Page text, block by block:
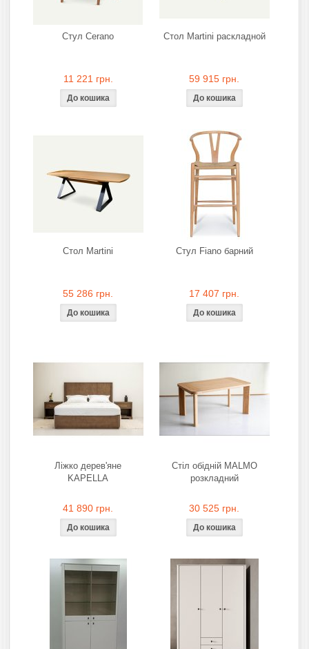
Стул Cerano
11 221 грн.
Стол Martini раскладной
59 915 грн.
Стол Martini
55 286 грн.
Стул Fiano барний
17 407 грн.
Ліжко дерев'яне
KAPELLA
41 890 грн.
Стіл обідній MALMO
розкладний
30 525 грн.